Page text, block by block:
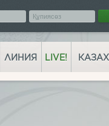
ЛИНИЯ LIVE!